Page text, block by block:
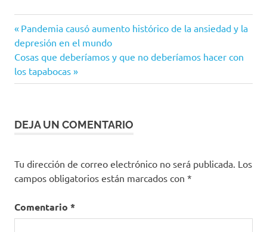
auditiva
Coronavirus
Navegación
de
entradas
Entrada
anterior:
Pandemia causó aumento histórico de la ansiedad y la
depresión en el mundo
Siguiente
entrada:
Cosas que deberíamos y que no deberíamos hacer con
los tapabocas
DEJA UN COMENTARIO
Tu dirección de correo electrónico no será publicada. Los
campos obligatorios están marcados con *
Comentario *